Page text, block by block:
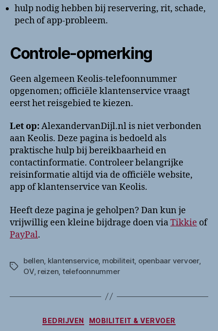
hulp nodig hebben bij reservering, rit, schade,
pech of app-probleem.
Controle-opmerking
Geen algemeen Keolis-telefoonnummer
opgenomen; officiële klantenservice vraagt
eerst het reisgebied te kiezen.
Let op:AlexandervanDijl.nl is niet verbonden
aan Keolis. Deze pagina is bedoeld als
praktische hulp bij bereikbaarheid en
contactinformatie. Controleer belangrijke
reisinformatie altijd via de officiële website,
app of klantenservice van Keolis.
Heeft deze pagina je geholpen? Dan kun je
vrijwillig een kleine bijdrage doen viaTikkie of
PayPal.
Tags
bellen klantenservice, mobiliteit, openbaar vervoer,
OV, reizen telefoonnummer
Categorieën
BEDRIJVEN MOBILITEIT & VERVOER